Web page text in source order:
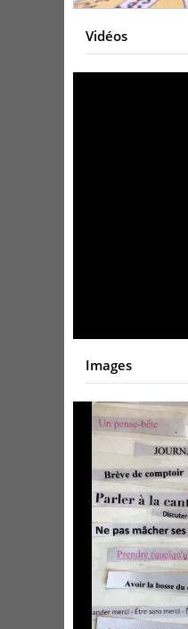
Vidéos
Images